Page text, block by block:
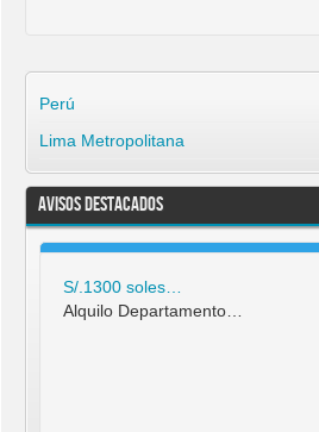
Perú
Lima Metropolitana
Avisos Destacados
S/.1300 soles…
Alquilo Departamento…